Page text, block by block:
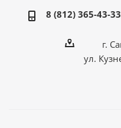
8 (812) 365-43-33
г.
ул.